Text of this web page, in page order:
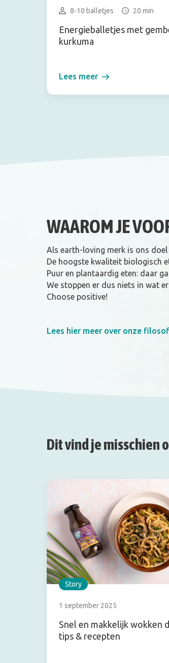
8-10 balletjes 20 min
Energieballetjes met
kurkuma
Lees meer
WAAROM JE
Als earth-loving merk is ons
De hoogste kwaliteit biologisch
Puur en plantaardig eten: daar
We stoppen er dus niets in wat
Choose positive!
Lees hier meer over onze
Dit vind je misschien
Story
1 september 2025
Snel en makkelijk wokken
tips & recepten